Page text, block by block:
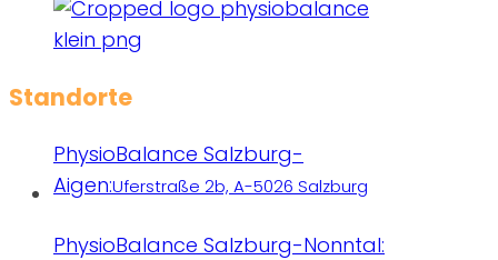
Standorte
PhysioBalance Salzburg-
Aigen:Uferstraße 2b, A-5026 Salzburg
PhysioBalance Salzburg-Nonntal: